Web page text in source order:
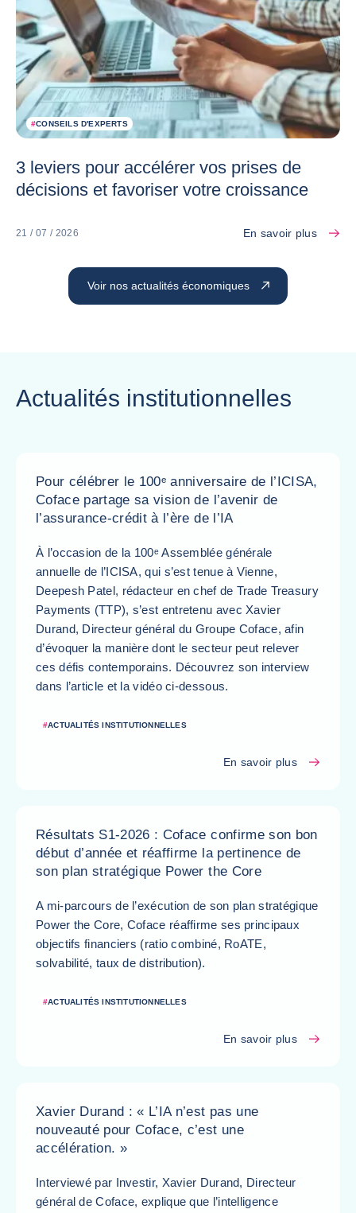
Voir nos actualités économiques
#CONSEILS D'EXPERTS
3 leviers pour accélérer vos prises de
décisions et favoriser votre croissance
21 / 07 / 2026 En savoir plus
Actualités institutionnelles
Pour célébrer le 100ᵉ anniversaire de l’ICISA,
Coface partage sa vision de l’avenir de
l’assurance-crédit à l’ère de l’IA
À l’occasion de la 100ᵉ Assemblée générale
annuelle de l’ICISA, qui s’est tenue à Vienne,
Deepesh Patel, rédacteur en chef de Trade Treasury
Payments (TTP), s’est entretenu avec Xavier
Durand, Directeur général du Groupe Coface, afin
d’évoquer la manière dont le secteur peut relever
ces défis contemporains. Découvrez son interview
dans l’article et la vidéo ci-dessous.
#ACTUALITÉS INSTITUTIONNELLES
En savoir plus
Résultats S1-2026 : Coface confirme son bon
début d’année et réaffirme la pertinence de
son plan stratégique Power the Core
A mi-parcours de l’exécution de son plan stratégique
Power the Core, Coface réaffirme ses principaux
objectifs financiers (ratio combiné, RoATE,
solvabilité, taux de distribution).
#ACTUALITÉS INSTITUTIONNELLES
En savoir plus
Xavier Durand : « L’IA n’est pas une
nouveauté pour Coface, c’est une
accélération. »
Interviewé par Investir, Xavier Durand, Directeur
général de Coface, explique que l’intelligence